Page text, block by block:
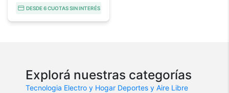
DESDE 6 CUOTAS SIN INTERÉS
Explorá nuestras categorías
Tecnologia Electro y Hogar Deportes y Aire Libre